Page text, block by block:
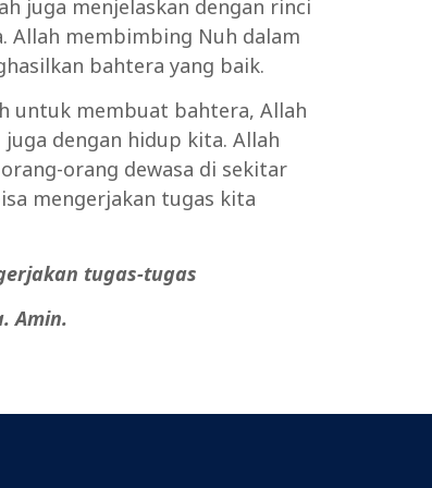
juga menjelaskan dengan rinci
Allah membimbing Nuh dalam
bahtera yang baik.
untuk membuat bahtera, Allah
dengan hidup kita. Allah
orang dewasa di sekitar
mengerjakan tugas kita
tugas-tugas
Amin.